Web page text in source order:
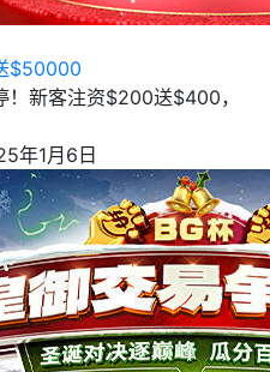
$50000
！新客注资$200送$400，
年1月6日